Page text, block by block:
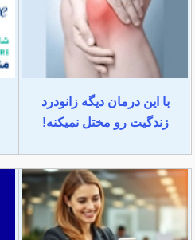
با این درمان دیگه زانودرد
زندگیت رو مختل نمیکنه!